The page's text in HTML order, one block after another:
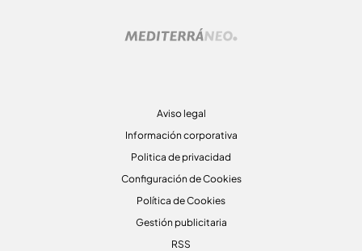
Aviso legal
Información corporativa
Politica de privacidad
Configuración de Cookies
Política de Cookies
Gestión publicitaria
RSS